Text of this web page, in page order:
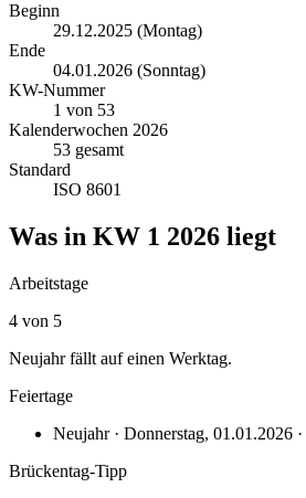
Beginn
29.12.2025 (Montag)
Ende
04.01.2026 (Sonntag)
KW-Nummer
1 von 53
Kalenderwochen 2026
53 gesamt
Standard
ISO 8601
Was in KW 1 2026 liegt
Arbeitstage
4 von 5
Neujahr fällt auf einen Werktag.
Feiertage
Neujahr · Donnerstag, 01.01.2026 ·
Brückentag-Tipp